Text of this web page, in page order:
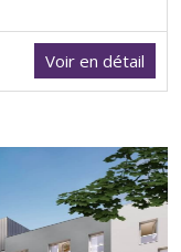
Voir en détail